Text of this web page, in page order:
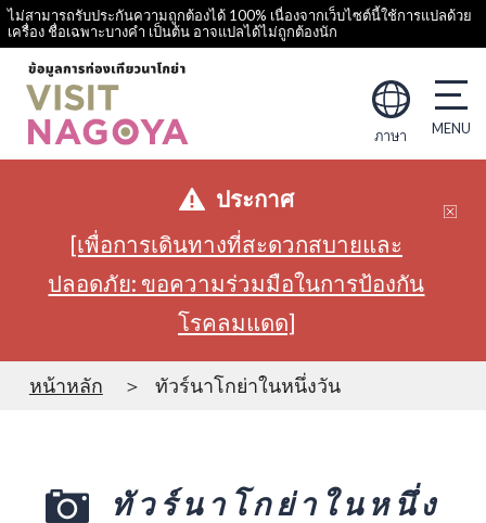
ไม่สามารถรับประกันความถูกต้องได้ 100% เนื่องจากเว็บไซต์นี้ใช้การแปลด้วย
เครื่อง ชื่อเฉพาะบางคำ เป็นต้น อาจแปลได้ไม่ถูกต้องนัก
ภาษา
ประกาศ
[เพื่อการเดินทางที่สะดวกสบายและ
ปลอดภัย: ขอความร่วมมือในการป้องกัน
โรคลมแดด]
หน้าหลัก ทัวร์นาโกย่าในหนึ่งวัน
ทัวร์นาโกย่าในหนึ่ง